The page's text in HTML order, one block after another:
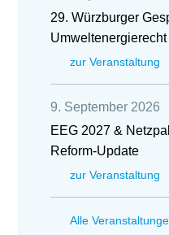
29. Würzburger
Umweltenergierecht
zur Veranstaltung
9. September 2026
EEG 2027 &
Reform-Update
zur Veranstaltung
Alle